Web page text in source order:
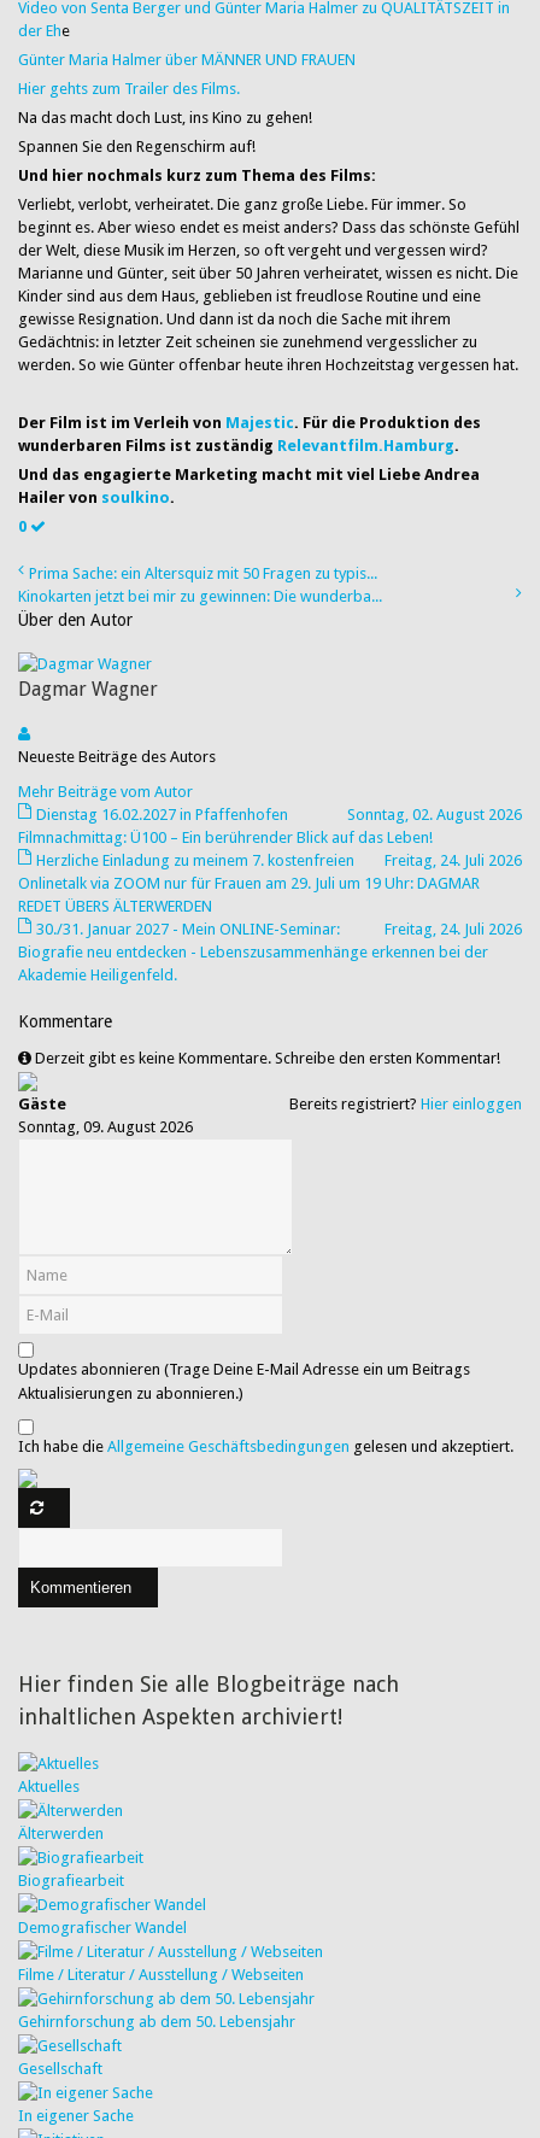
Video von Senta Berger und Günter Maria Halmer zu QUALITÄTSZEIT in
der Ehe
Günter Maria Halmer über MÄNNER UND FRAUEN
Hier gehts zum Trailer des Films.
Na das macht doch Lust, ins Kino zu gehen!
Spannen Sie den Regenschirm auf!
Und hier nochmals kurz zum Thema des Films:
Verliebt, verlobt, verheiratet. Die ganz große Liebe. Für immer. So
beginnt es. Aber wieso endet es meist anders? Dass das schönste Gefühl
der Welt, diese Musik im Herzen, so oft vergeht und vergessen wird?
Marianne und Günter, seit über 50 Jahren verheiratet, wissen es nicht. Die
Kinder sind aus dem Haus, geblieben ist freudlose Routine und eine
gewisse Resignation. Und dann ist da noch die Sache mit ihrem
Gedächtnis: in letzter Zeit scheinen sie zunehmend vergesslicher zu
werden. So wie Günter offenbar heute ihren Hochzeitstag vergessen hat.
Der Film ist im Verleih von Majestic. Für die Produktion des
wunderbaren Films ist zuständig Relevantfilm.Hamburg.
Und das engagierte Marketing macht mit viel Liebe Andrea
Hailer von soulkino.
0
Prima Sache: ein Altersquiz mit 50 Fragen zu typis...
Kinokarten jetzt bei mir zu gewinnen: Die wunderba...
Über den Autor
Dagmar Wagner
Neueste Beiträge des Autors
Mehr Beiträge vom Autor
Sonntag, 02. August 2026
Dienstag 16.02.2027 in Pfaffenhofen
Filmnachmittag: Ü100 – Ein berührender Blick auf das Leben!
Freitag, 24. Juli 2026
Herzliche Einladung zu meinem 7. kostenfreien
Onlinetalk via ZOOM nur für Frauen am 29. Juli um 19 Uhr: DAGMAR
REDET ÜBERS ÄLTERWERDEN
Freitag, 24. Juli 2026
30./31. Januar 2027 - Mein ONLINE-Seminar:
Biografie neu entdecken - Lebenszusammenhänge erkennen bei der
Akademie Heiligenfeld.
Kommentare
Derzeit gibt es keine Kommentare. Schreibe den ersten Kommentar!
Bereits registriert? Hier einloggen
Gäste
Sonntag, 09. August 2026
Updates abonnieren (Trage Deine E-Mail Adresse ein um Beitrags
Aktualisierungen zu abonnieren.)
Ich habe die Allgemeine Geschäftsbedingungen gelesen und akzeptiert.
Kommentieren
Hier finden Sie alle Blogbeiträge nach
inhaltlichen Aspekten archiviert!
Aktuelles
Älterwerden
Biografiearbeit
Demografischer Wandel
Filme / Literatur / Ausstellung / Webseiten
Gehirnforschung ab dem 50. Lebensjahr
Gesellschaft
In eigener Sache